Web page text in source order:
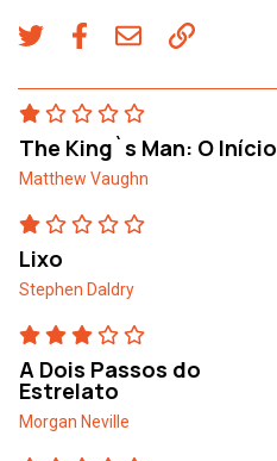
The King`s Man: O Início
Matthew Vaughn
Lixo
Stephen Daldry
A Dois Passos do
Estrelato
Morgan Neville